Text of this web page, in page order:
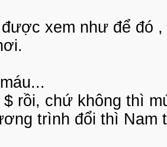
xem như để đó
$ rồi, chứ không thì
trình đổi thì Nam